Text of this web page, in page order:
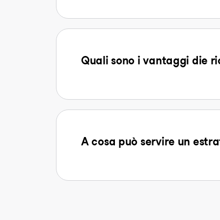
Quali sono i vantaggi die
A cosa può servire un